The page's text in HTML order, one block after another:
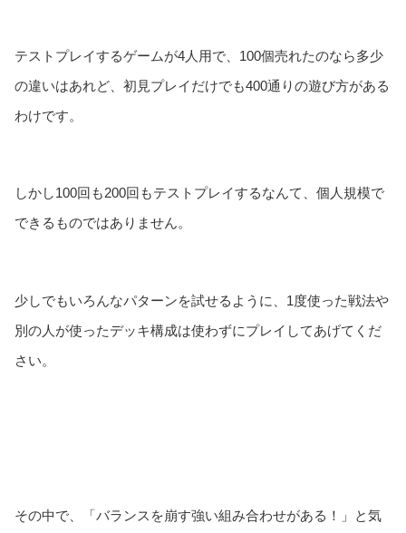
テストプレイするゲームが4人用で、100個売れたのなら多少
の違いはあれど、初見プレイだけでも400通りの遊び方がある
わけです。
しかし100回も200回もテストプレイするなんて、個人規模で
できるものではありません。
少しでもいろんなパターンを試せるように、1度使った戦法や
別の人が使ったデッキ構成は使わずにプレイしてあげてくだ
さい。
その中で、「バランスを崩す強い組み合わせがある！」と気